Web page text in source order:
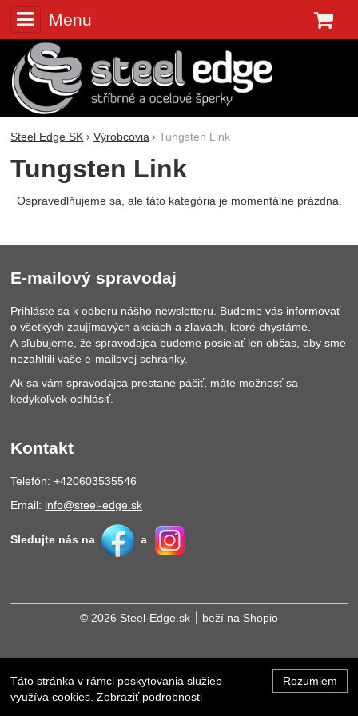
Táto stránka v rámci poskytovania služieb
využíva cookies.Zobraziť podrobnosti
Rozumiem
Menu
Steel Edge SK Výrobcovia Tungsten Link
Tungsten Link
Ospravedlňujeme sa, ale táto kategória je momentálne prázdna.
E-mailový spravodaj
Prihláste sa k odberu nášho newsletteru . Budeme vás informovať
o všetkých zaujímavých akciách a zľavách, ktoré chystáme.
A sľubujeme, že spravodajca budeme posielať len občas, aby sme
nezahltili vaše e-mailovej schránky.
Ak sa vám spravodajca prestane páčiť, máte možnosť sa
kedykoľvek odhlásiť.
Kontakt
Telefón: +420603535546
Email: info@steel-edge.sk
Sledujte nás na a
© 2026 Steel-Edge.sk beží na Shopio
Hore